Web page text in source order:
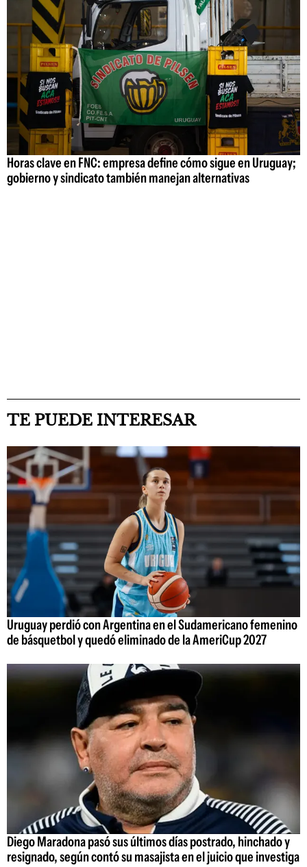
Horas clave en FNC: empresa define cómo sigue en Uruguay;
gobierno y sindicato también manejan alternativas
TE PUEDE INTERESAR
Uruguay perdió con Argentina en el Sudamericano femenino
de básquetbol y quedó eliminado de la AmeriCup 2027
Diego Maradona pasó sus últimos días postrado, hinchado y
resignado, según contó su masajista en el juicio que investiga